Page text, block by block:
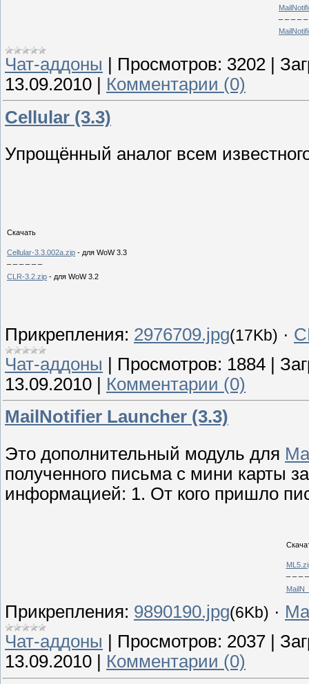
Чат-аддоны | Просмотров: 3202 |
13.09.2010 | Комментарии (0)
Cellular (3.3)
Упрощённый аналог всем
Скачать
Cellular-3.3.002a.zip - для WoW 3.3
CLR-3.2.zip - для WoW 3.2
Прикрепления: 2976709.jpg(17Kb) ·
Чат-аддоны | Просмотров: 1884 |
13.09.2010 | Комментарии (0)
MailNotifier Launcher (3.3)
Это дополнительный модуль для
полученного письма с мини карты
информацией: 1. От кого пришло
Прикрепления: 9890190.jpg(6Kb) ·
Чат-аддоны
Просмотров: 2037
13.09.2010
Комментарии (0)